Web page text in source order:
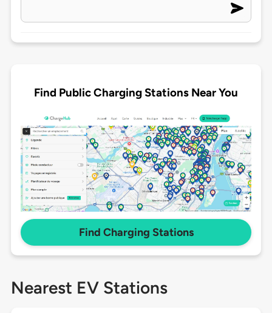
Find Public Charging Stations Near You
Find Charging Stations
Nearest EV Stations